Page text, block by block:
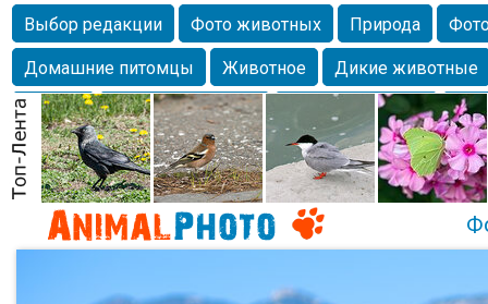
Выбор редакции Фото животных Природа
Домашние питомцы
Животное
Дикие животные
Собаки
Alexanderandronik Млекопитающие
Морда
Собачка Осень Портрет
Домашние
Насекомое
Коты Lebert Дикие птицы Утка